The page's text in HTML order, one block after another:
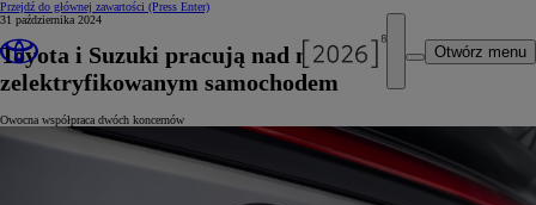
Przejdź do głównej zawartości (Press Enter)
Otwórz menu
31 października 2024
Toyota i Suzuki pracują nad nowym
zelektryfikowanym samochodem
Owocna współpraca dwóch koncernów